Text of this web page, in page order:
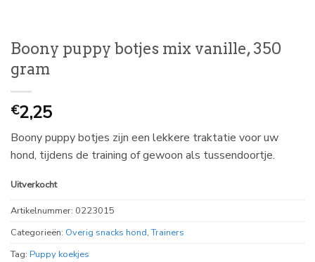
Boony puppy botjes mix vanille, 350
gram
€2,25
Boony puppy botjes zijn een lekkere traktatie voor uw
hond, tijdens de training of gewoon als tussendoortje.
Uitverkocht
Artikelnummer: 0223015
Categorieën: Overig snacks hond,Trainers
Tag: Puppy koekjes